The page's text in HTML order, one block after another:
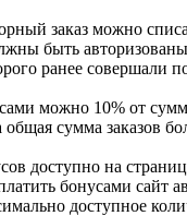
заказ можно
быть
ранее совершали
можно 10% от
сумма заказов
доступно на
бонусами сайт
доступное